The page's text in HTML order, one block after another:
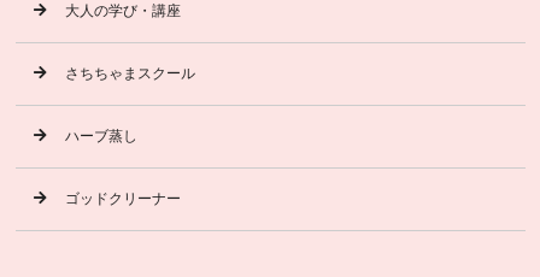
大人の学び・講座
さちちゃまスクール
ハーブ蒸し
ゴッドクリーナー